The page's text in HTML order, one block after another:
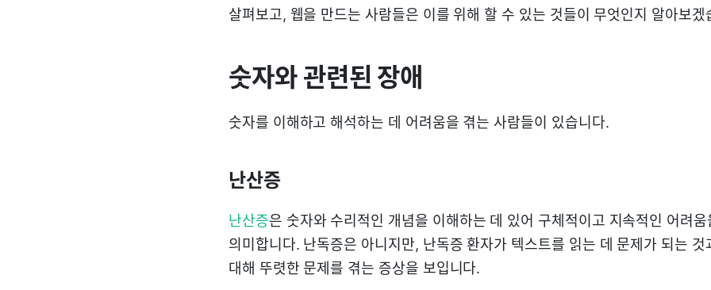
살펴보고, 웹을 만드는 사람들은 이를 위해 할 수 있는 것들이 무엇인지 알아보겠
숫자와 관련된 장애
숫자를 이해하고 해석하는 데 어려움을 겪는 사람들이 있습니다.
난산증
난산증은 숫자와 수리적인 개념을 이해하는 데 있어 구체적이고 지속적인 어려움
의미합니다. 난독증은 아니지만, 난독증 환자가 텍스트를 읽는 데 문제가 되는 것
대해 뚜렷한 문제를 겪는 증상을 보입니다.